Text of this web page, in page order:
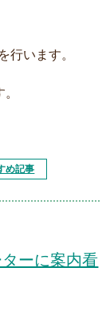
行います。
め記事
ーに案内看